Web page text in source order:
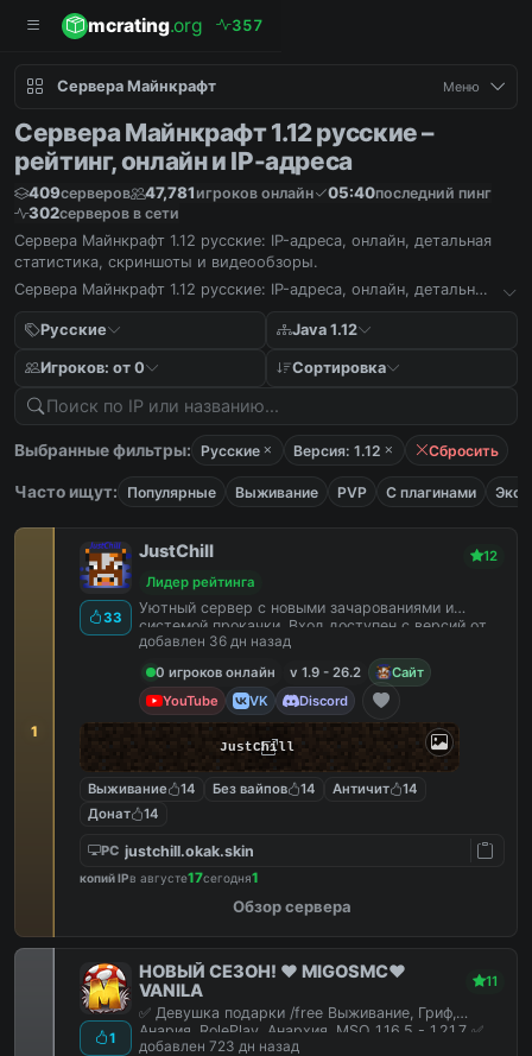
mcrating.org 357
Сервера Майнкрафт Меню
Сервера Майнкрафт 1.12 русские –
рейтинг, онлайн и IP-адреса
409серверов 47,781 игроков онлайн 05:40последний пинг
302серверов в сети
Сервера Майнкрафт 1.12 русские: IP-адреса, онлайн, детальная
статистика, скриншоты и видеообзоры.
Сервера Майнкрафт 1.12 русские: IP-адреса, онлайн, детальная
Русские
Java 1.12
Игроков: от 0 Сортировка
Выбранные фильтры: Русские Версия: 1.12 Сбросить
Часто ищут: Популярные Выживание PVP С плагинами
1
33
JustChill
12
Лидер рейтинга
Уютный сервер с новыми зачарованиями и
системой прокачки. Вход доступен с версий от
1.9 до 26.2
добавлен 36 дн назад
0 игроков онлайн
v 1.9 - 26.2
Сайт
YouTube
VK Discord
JustChill
Выживание 14 Без вайпов 14 Античит
14
Донат
14
PC justchill.okak.skin
копий IPв августе17сегодня1
Обзор сервера
1
НОВЫЙ СЕЗОН! ❤️ MIGOSMC❤️
VANILA
11
✅ Девушка подарки /free Выживание, Гриф,
Анария, RolePlay, Анархия, MSO 1.16.5 - 1.21.7 ✅
добавлен 723 дн назад